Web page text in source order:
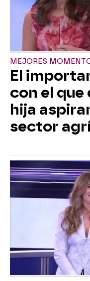
MEJORES
El
con el que
hija
sector